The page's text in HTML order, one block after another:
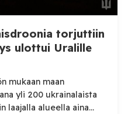
torjuttiin
ulottui Uralille
mukaan maan
yli 200 ukrainalaista
laajalla alueella aina